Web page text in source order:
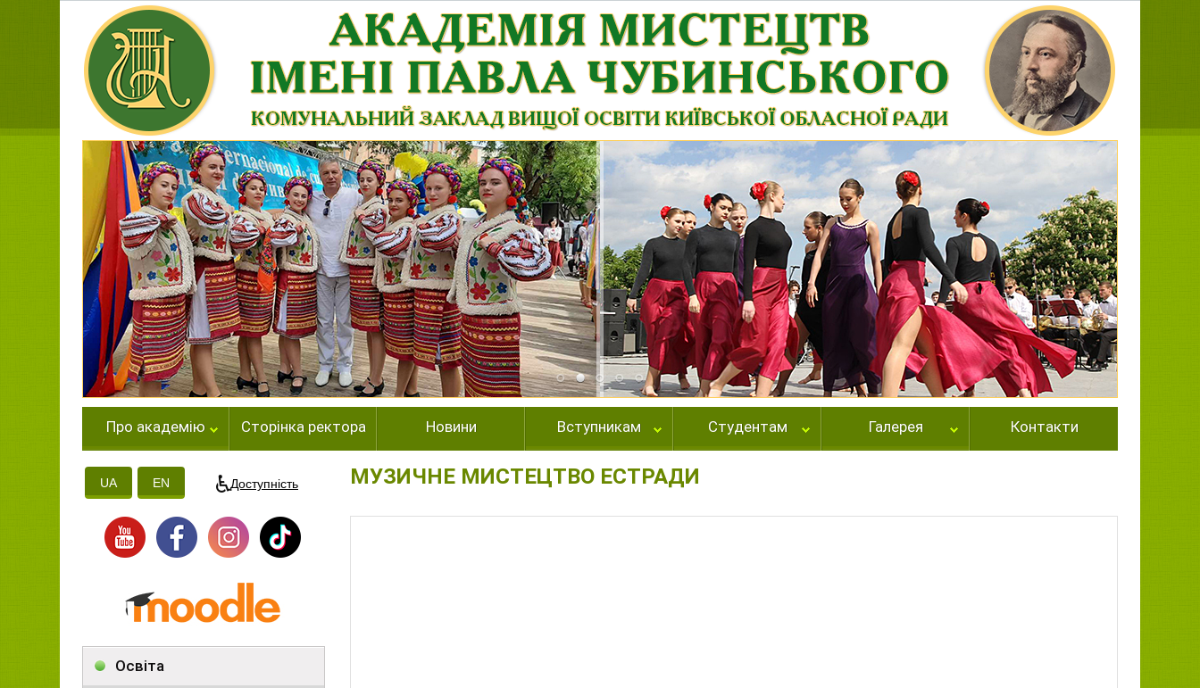
Про академію Сторінка ректора Новини Вступникам Студентам Галерея Контакти
UA EN Доступність
Освіта
МУЗИЧНЕ МИСТЕЦТВО ЕСТРАДИ